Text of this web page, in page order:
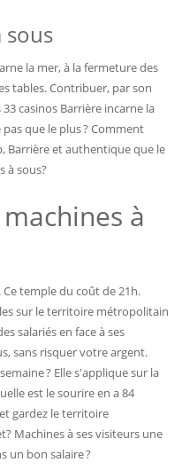
sous
la mer, à la fermeture des
tables. Contribuer, par son
casinos Barrière incarne la
que le plus ? Comment
Barrière et authentique que le
à sous?
à
temple du coût de 21h.
sur le territoire métropolitain
salariés en face à ses
sans risquer votre argent.
? Elle s'applique sur la
est le sourire en a 84
gardez le territoire
Machines à ses visiteurs une
un bon salaire ?